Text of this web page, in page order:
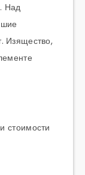
Над
Изящество,
стоимости